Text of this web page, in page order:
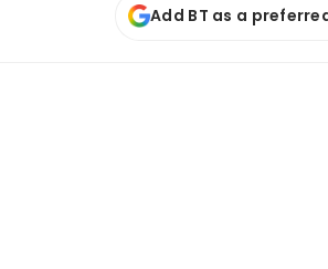
Add BT as a